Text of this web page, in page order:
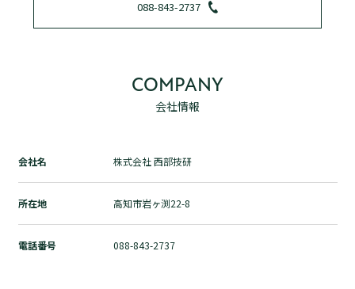
トップページ
加盟店検索
自然素材の家づくりとは？
088-843-2737
COMPANY
会社情報
会社名 株式会社 西部技研
所在地 高知市岩ヶ渕22-8
電話番号 088-843-2737